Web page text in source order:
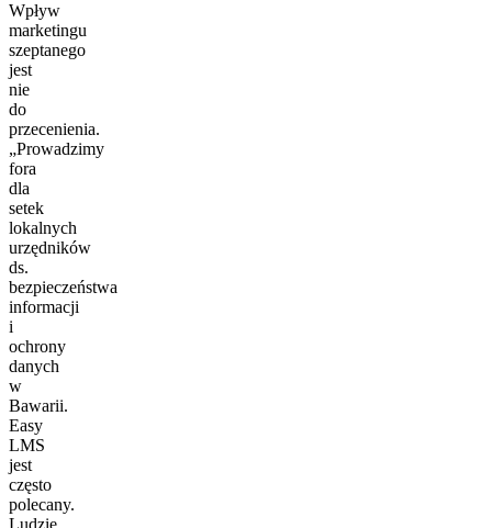
Wpływ
marketingu
szeptanego
jest
nie
do
przecenienia.
„Prowadzimy
fora
dla
setek
lokalnych
urzędników
ds.
bezpieczeństwa
informacji
i
ochrony
danych
w
Bawarii.
Easy
LMS
jest
często
polecany.